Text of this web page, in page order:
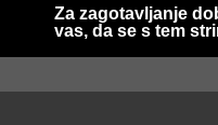
Za zagotavljanje
vas, da se s tem